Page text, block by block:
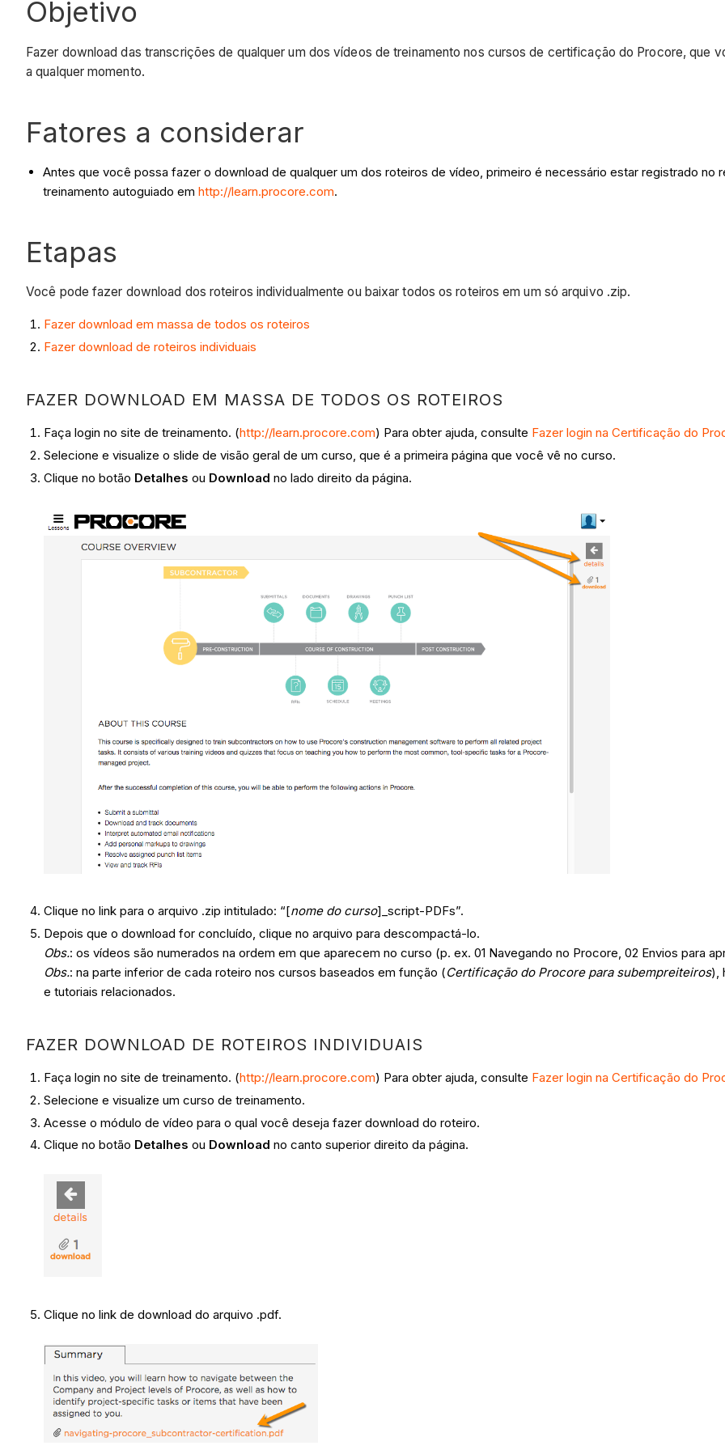
Objetivo
Fazer download das transcrições de qualquer um dos vídeos de treinamento nos cursos de certificação do Procore, que
a qualquer momento.
Fatores a considerar
Antes que você possa fazer o download de qualquer um dos roteiros de vídeo, primeiro é necessário estar registrado
treinamento autoguiado em http://learn.procore.com.
Etapas
Você pode fazer download dos roteiros individualmente ou baixar todos os roteiros em um só arquivo .zip.
Fazer download em massa de todos os roteiros
Fazer download de roteiros individuais
FAZER DOWNLOAD EM MASSA DE TODOS OS ROTEIROS
Faça login no site de treinamento. (http://learn.procore.com) Para obter ajuda, consulte Fazer login na Certificação do
Selecione e visualize o slide de visão geral de um curso, que é a primeira página que você vê no curso.
Clique no botão Detalhes ou Download no lado direito da página.
Clique no link para o arquivo .zip intitulado: “[nome do curso]_script-PDFs”.
Depois que o download for concluído, clique no arquivo para descompactá-lo.
Obs.: os vídeos são numerados na ordem em que aparecem no curso (p. ex. 01 Navegando no Procore, 02 Envios para
Obs.: na parte inferior de cada roteiro nos cursos baseados em função (Certificação do Procore para subempreiteiros),
e tutoriais relacionados.
FAZER DOWNLOAD DE ROTEIROS INDIVIDUAIS
Faça login no site de treinamento. (http://learn.procore.com) Para obter ajuda, consulte Fazer login na Certificação do
Selecione e visualize um curso de treinamento.
Acesse o módulo de vídeo para o qual você deseja fazer download do roteiro.
Clique no botão Detalhes ou Download no canto superior direito da página.
Clique no link de download do arquivo .pdf.